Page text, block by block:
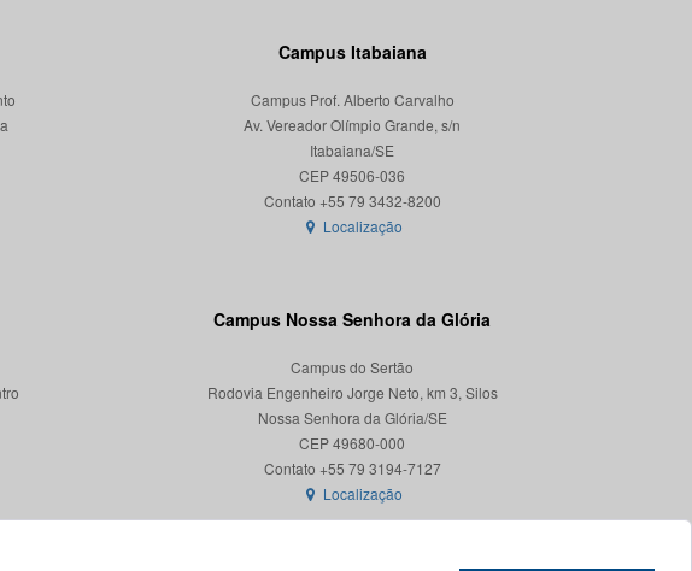
Campus Itabaiana
Campus Prof. Alberto Carvalho
Av. Vereador Olímpio Grande, s/n
Itabaiana/SE
CEP 49506-036
Localização
Campus Nossa Senhora da Glória
Campus do Sertão
Rodovia Engenheiro Jorge Neto, km 3, Silos
Nossa Senhora da Glória/SE
CEP 49680-000
Contato +55 79 3194-7127
Localização